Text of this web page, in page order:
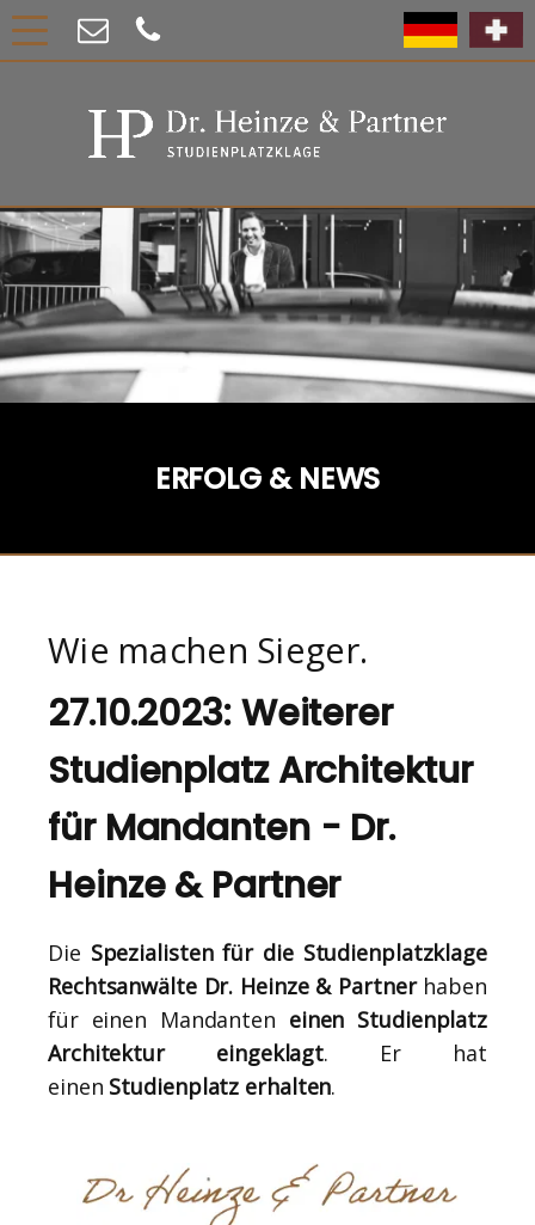
ERFOLG & NEWS
Wie machen Sieger.
27.10.2023: Weiterer
Studienplatz Architektur
für Mandanten - Dr.
Heinze & Partner
Die Spezialisten für die Studienplatzklage
Rechtsanwälte Dr. Heinze & Partnerhaben
für einen Mandanten einen Studienplatz
Architektur eingeklagt. Er hat
einen Studienplatz erhalten.